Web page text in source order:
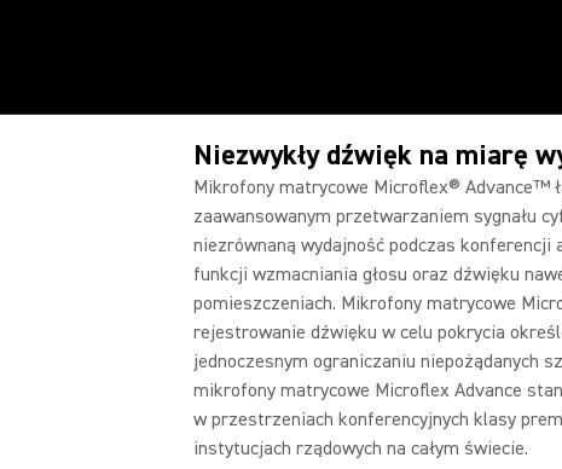
Niezwykły dźwięk na miarę
Mikrofony matrycowe Microflex® Advance™
zaawansowanym przetwarzaniem sygnału
niezrównaną wydajność podczas konferencji
funkcji wzmacniania głosu oraz dźwięku
pomieszczeniach. Mikrofony matrycowe
rejestrowanie dźwięku w celu pokrycia
jednoczesnym ograniczaniu niepożądanych
mikrofony matrycowe Microflex Advance
w przestrzeniach konferencyjnych klasy
instytucjach rządowych na całym świecie.